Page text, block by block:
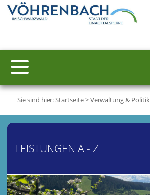
Sie sind hier:Startseite>Verwaltung & Politik
LEISTUNGEN A - Z